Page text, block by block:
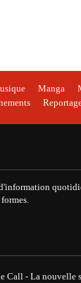
Manga
Call - La nouvelle